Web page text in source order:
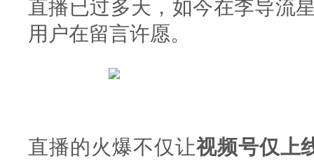
直播已过多天，如今在李导流
用户在留言许愿。
直播的火爆不仅让视频号仅上